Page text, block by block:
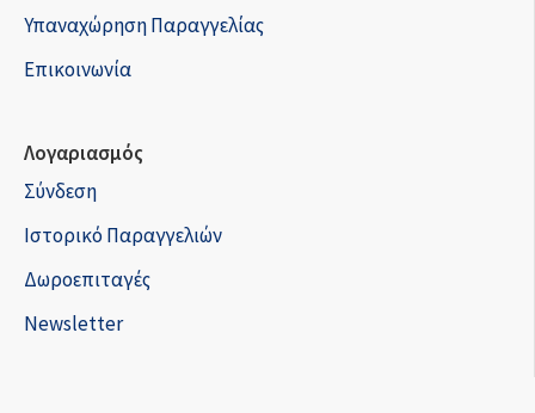
Υπαναχώρηση Παραγγελίας
Επικοινωνία
Λογαριασμός
Σύνδεση
Ιστορικό Παραγγελιών
Δωροεπιταγές
Newsletter